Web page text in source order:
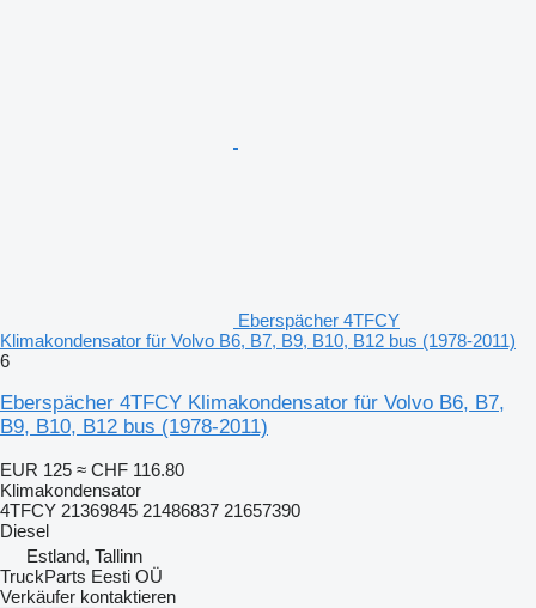
Eberspächer 4TFCY
Klimakondensator für Volvo B6, B7, B9, B10, B12 bus (1978-2011)
6
Eberspächer 4TFCY Klimakondensator für Volvo B6, B7,
B9, B10, B12 bus (1978-2011)
EUR 125 ≈ CHF 116.80
Klimakondensator
4TFCY 21369845 21486837 21657390
Diesel
Estland, Tallinn
TruckParts Eesti OÜ
Verkäufer kontaktieren